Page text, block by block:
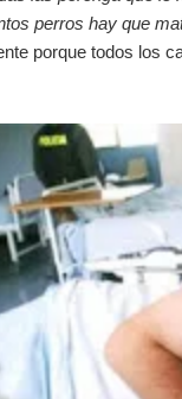
perros hay que
porque todos los